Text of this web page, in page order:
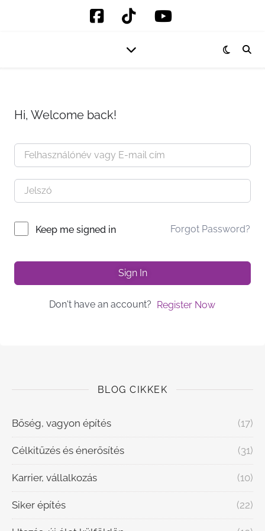
Hi, Welcome back!
Keep me signed in Forgot Password?
Sign In
Don't have an account? Register Now
BLOG CIKKEK
Bőség, vagyon építés (17)
Célkitűzés és énerősítés (31)
Karrier, vállalkozás (10)
Siker építés (22)